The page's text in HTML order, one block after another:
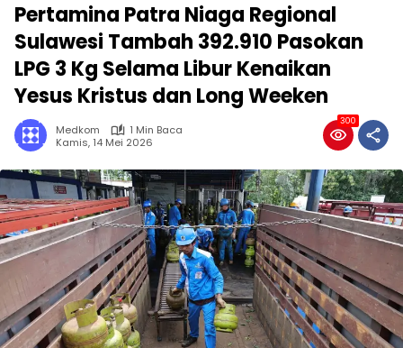
Pertamina Patra Niaga Regional
Sulawesi Tambah 392.910 Pasokan
LPG 3 Kg Selama Libur Kenaikan
Yesus Kristus dan Long Weeken
Medkom
1 Min Baca
Kamis, 14 Mei 2026
300